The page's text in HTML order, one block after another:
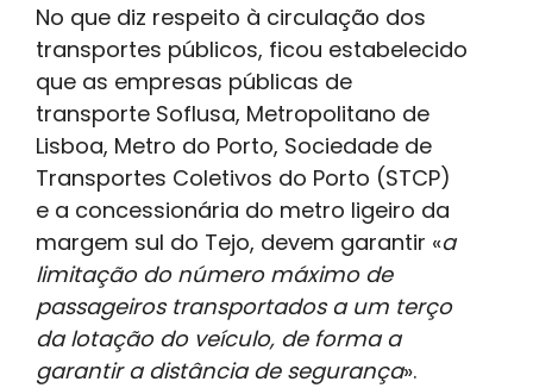
No que diz respeito à circulação dos
transportes públicos, ficou estabelecido
que as empresas públicas de
transporte Soflusa, Metropolitano de
Lisboa, Metro do Porto, Sociedade de
Transportes Coletivos do Porto (STCP)
e a concessionária do metro ligeiro da
margem sul do Tejo, devem garantir «a
limitação do número máximo de
passageiros transportados a um terço
da lotação do veículo, de forma a
garantir a distância de segurança».